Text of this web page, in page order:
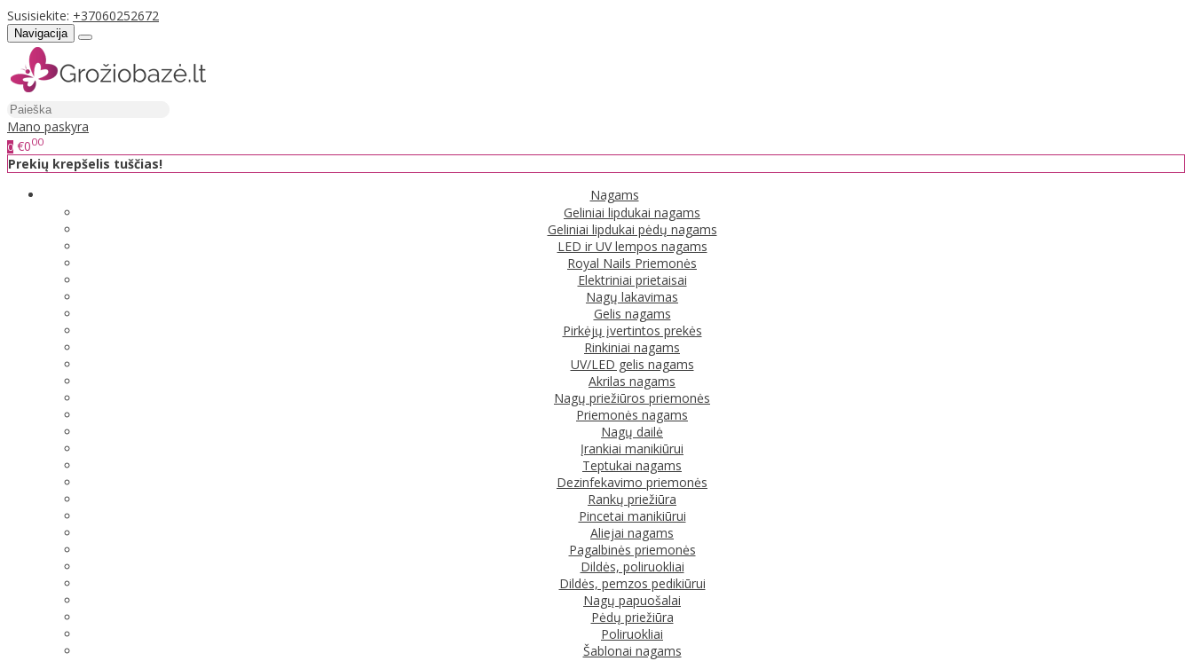
Susisiekite: +37060252672
Navigacija
Mano paskyra
0 €000
Prekių krepšelis tuščias!
Nagams
Geliniai lipdukai nagams
Geliniai lipdukai pėdų nagams
LED ir UV lempos nagams
Royal Nails Priemonės
Elektriniai prietaisai
Nagų lakavimas
Gelis nagams
Pirkėjų įvertintos prekės
Rinkiniai nagams
UV/LED gelis nagams
Akrilas nagams
Nagų priežiūros priemonės
Priemonės nagams
Nagų dailė
Įrankiai manikiūrui
Teptukai nagams
Dezinfekavimo priemonės
Rankų priežiūra
Pincetai manikiūrui
Aliejai nagams
Pagalbinės priemonės
Dildės, poliruokliai
Dildės, pemzos pedikiūrui
Nagų papuošalai
Pėdų priežiūra
Poliruokliai
Šablonai nagams